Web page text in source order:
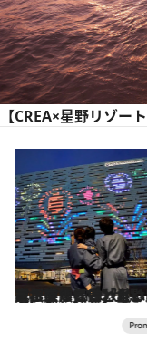
【CREA×星野リゾー
2026.7.31
【ホテル帰省】という選択肢をOMOが提案。家族とほどよい距離を保つには「昼は実家、夜は気兼ねなくホテルで！」